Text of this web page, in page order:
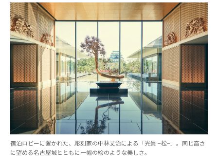
宿泊ロビーに置かれた、彫刻家の中林丈治による「光景 −松−」。同じ高さ
に望める名古屋城とともに一幅の絵のような美しさ。